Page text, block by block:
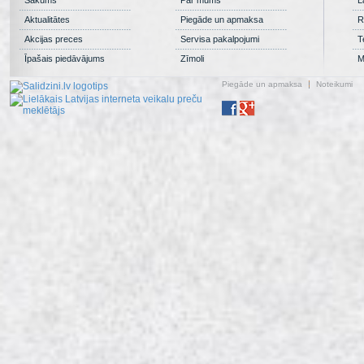
Aktualitātes
Akcijas preces
Īpašais piedāvājums
Piegāde un apmaksa
Servisa pakalpojumi
Zīmoli
Piegāde un apmaksa Noteikumi